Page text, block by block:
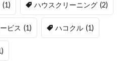
(1) ハウスクリーニング (2)
ビス (1) ハコクル (1)